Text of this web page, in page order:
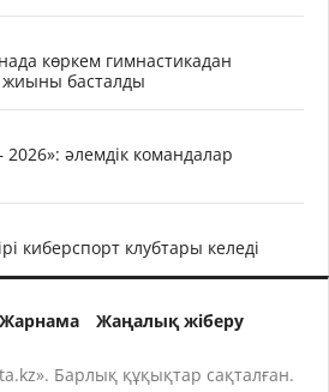
көркем гимнастикадан
басталды
әлемдік командалар
киберспорт клубтары келеді
Жарнама Жаңалық жіберу
Барлық құқықтар сақталған.